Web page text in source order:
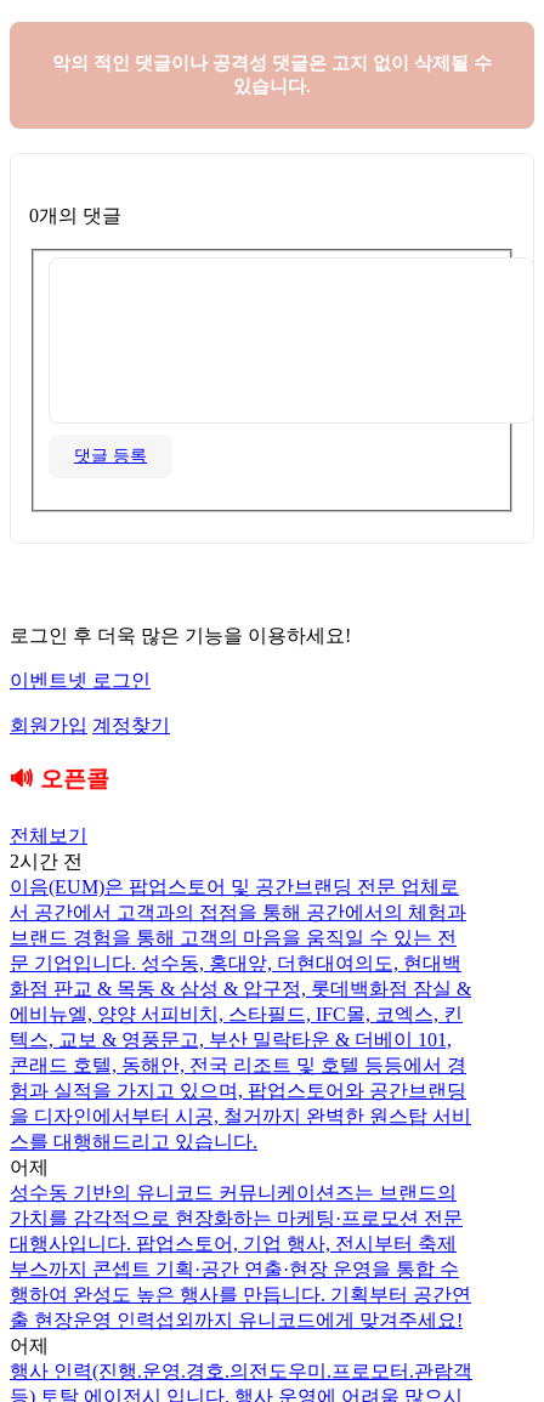
악의 적인 댓글이나 공격성 댓글은 고지 없이 삭제될 수
있습니다.
0개의 댓글
댓글 등록
로그인 후 더욱 많은 기능을 이용하세요!
이벤트넷 로그인
회원가입 계정찾기
🔊 오픈콜
전체보기
2시간 전
이음(EUM)은 팝업스토어 및 공간브랜딩 전문 업체로
서 공간에서 고객과의 접점을 통해 공간에서의 체험과
브랜드 경험을 통해 고객의 마음을 움직일 수 있는 전
문 기업입니다. 성수동, 홍대앞, 더현대여의도, 현대백
화점 판교 & 목동 & 삼성 & 압구정, 롯데백화점 잠실 &
에비뉴엘, 양양 서피비치, 스타필드, IFC몰, 코엑스, 킨
텍스, 교보 & 영풍문고, 부산 밀락타운 & 더베이 101,
콘래드 호텔, 동해안, 전국 리조트 및 호텔 등등에서 경
험과 실적을 가지고 있으며, 팝업스토어와 공간브랜딩
을 디자인에서부터 시공, 철거까지 완벽한 원스탑 서비
스를 대행해드리고 있습니다.
어제
성수동 기반의 유니코드 커뮤니케이션즈는 브랜드의
가치를 감각적으로 현장화하는 마케팅·프로모션 전문
대행사입니다. 팝업스토어, 기업 행사, 전시부터 축제
부스까지 콘셉트 기획·공간 연출·현장 운영을 통합 수
행하여 완성도 높은 행사를 만듭니다. 기획부터 공간연
출 현장운영 인력섭외까지 유니코드에게 맞겨주세요!
어제
행사 인력(진행.운영.경호.의전도우미.프로모터.관람객
등) 토탈 에이전시 입니다. 행사 운영에 어려움 많으시